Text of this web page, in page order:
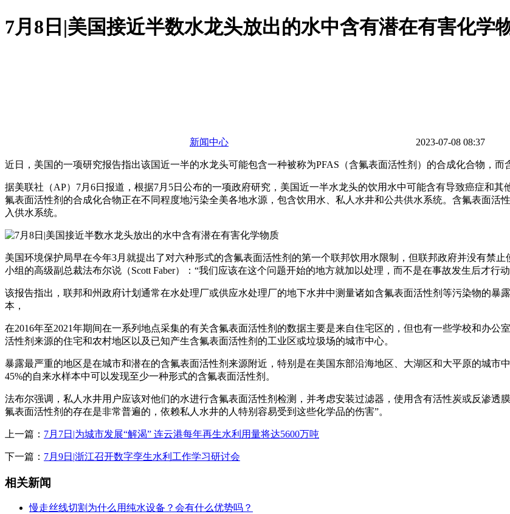
7月8日|美国接近半数水龙头放出的水中含有潜在有害化学
新闻中心 2023-07-08 08:37
近日，美国的一项研究报告指出该国近一半的水龙头可能包含一种被称为PFAS（含氟表面活性剂）的合成化合物，而
据美联社（AP）7月6日报道，根据7月5日公布的一项政府研究，美国近一半水龙头的饮用水中可能含有导致癌症和
氟表面活性剂的合成化合物正在不同程度地污染全美各地水源，包含饮用水、私人水井和公共供水系统。含氟表面
入供水系统。
美国环境保护局早在今年3月就提出了对六种形式的含氟表面活性剂的第一个联邦饮用水限制，但联邦政府并没有禁
小组的高级副总裁法布尔说（Scott Faber）：“我们应该在这个问题开始的地方就加以处理，而不是在事故发生后才行
该报告指出，联邦和州政府计划通常在水处理厂或供应水处理厂的地下水井中测量诸如含氟表面活性剂等污染物的暴
本，
在2016年至2021年期间在一系列地点采集的有关含氟表面活性剂的数据主要是来自住宅区的，但也有一些学校和办
活性剂来源的住宅和农村地区以及已知产生含氟表面活性剂的工业区或垃圾场的城市中心。
暴露最严重的地区是在城市和潜在的含氟表面活性剂来源附近，特别是在美国东部沿海地区、大湖区和大平原的城市
45%的自来水样本中可以发现至少一种形式的含氟表面活性剂。
法布尔强调，私人水井用户应该对他们的水进行含氟表面活性剂检测，并考虑安装过滤器，使用含有活性炭或反渗透
氟表面活性剂的存在是非常普遍的，依赖私人水井的人特别容易受到这些化学品的伤害”。
上一篇： 7月7日|为城市发展“解渴” 连云港每年再生水利用量将达5600万吨
下一篇： 7月9日|浙江召开数字孪生水利工作学习研讨会
相关新闻
慢走丝线切割为什么用纯水设备？会有什么优势吗？